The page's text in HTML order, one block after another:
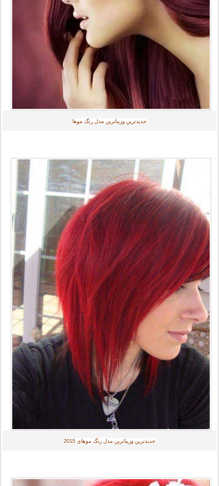
جديدترين وزیباترین مدل رنگ موها
جديدترين وزیباترین مدل رنگ موهای 2015